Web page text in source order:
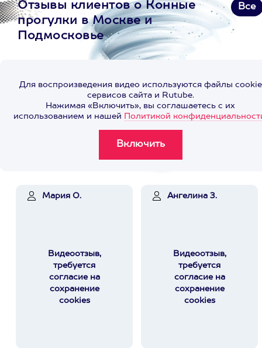
Отзывы клиентов о Конные
прогулки в Москве и
Подмосковье
Все
Для воспроизведения видео используются файлы cookie
сервисов сайта и Rutube.
Нажимая «Включить», вы соглашаетесь с их
использованием и нашей Политикой
Мария О.
Видеоотзыв,
требуется
согласие на
сохранение
cookies
Ангелина З.
Видеоотзыв,
требуется
согласие на
сохранение
cookies